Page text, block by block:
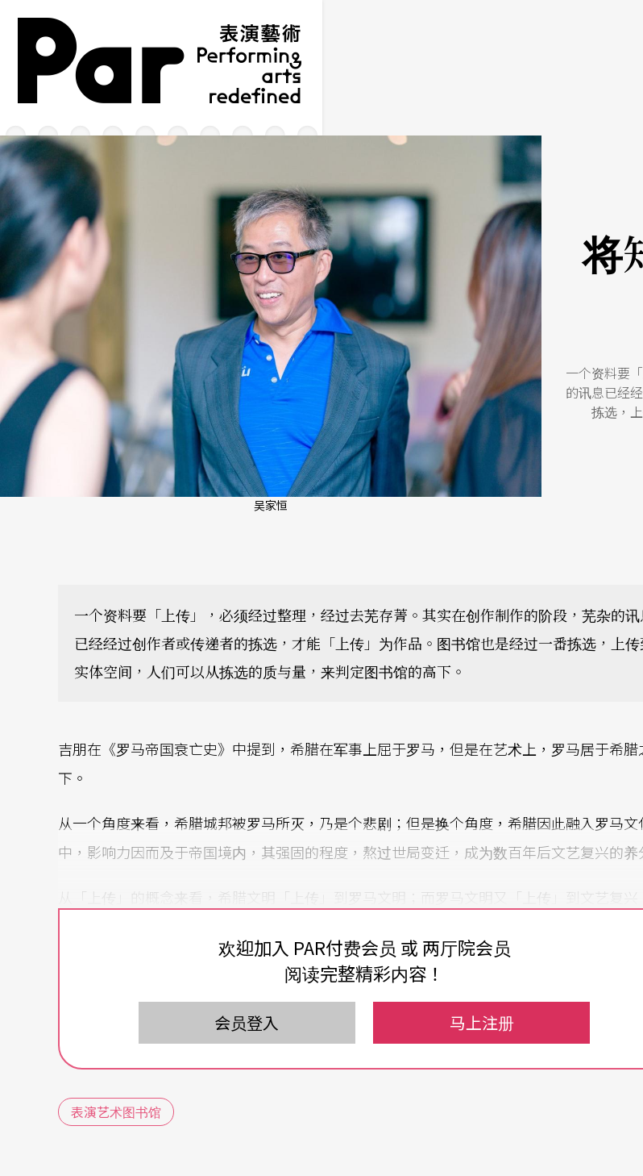
跳到主要内容区块
网站导览
吴家恒
将
一个资料要
的讯息已经
拣选，
一个资料要「上传」，必须经过整理，经过去芜存菁。其实在创作制作的阶段，芜杂的讯
已经经过创作者或传递者的拣选，才能「上传」为作品。图书馆也是经过一番拣选，上传
实体空间，人们可以从拣选的质与量，来判定图书馆的高下。
吉朋在《罗马帝国衰亡史》中提到，希腊在军事上屈于罗马，但是在艺术上，罗马居于希腊
下。
从一个角度来看，希腊城邦被罗马所灭，乃是个悲剧；但是换个角度，希腊因此融入罗马文
中，影响力因而及于帝国境内，其强固的程度，熬过世局变迁，成为数百年后文艺复兴的养
从「上传」的概念来看，希腊文明「上传」到罗马文明；而罗马文明又「上传」到文艺复兴
一个资料要「上传」，必须经过整理，经过去芜存菁。其实在创作制作的阶段，芜杂的讯息
经过创作者或传递者的拣选，才能「上传」为作品。图书馆也是经过一番拣选，上传到实体空
间，人们可以从拣选的质与量，来判定图书馆的高下。
如果把图书馆放在这一连串「上传」的过程，就会比较清楚，在一个数位时代，图书馆如何
发展方向，如何看待实体空间的功能。在以往，图书馆是实体资料的汇集空间。一旦数位化
可能，这股「上传」的惯性必然会往这个方向发展。
欢迎加入 PAR付费会员 或 两厅院会员
阅读完整精彩内容！
会员登入 马上注册
表演艺术图书馆